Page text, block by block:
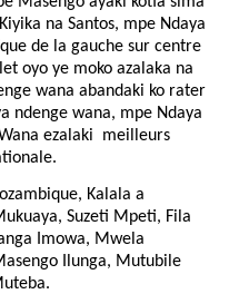
na Santos, mpe Ndaya
de la gauche sur centre
oyo ye moko azalaka na
wana abandaki ko rater
ndenge wana, mpe Ndaya
ezalaki
meilleurs
Kalala a
Suzeti Mpeti, Fila
Imowa, Mwela
Ilunga, Mutubile